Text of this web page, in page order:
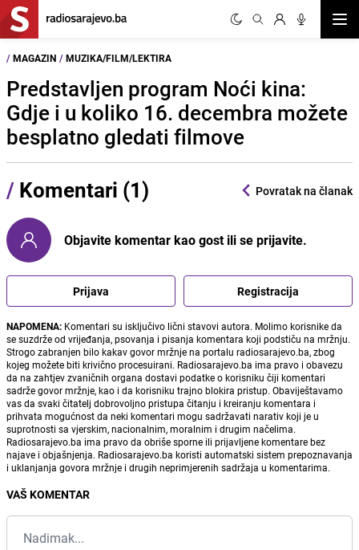
/ MAGAZIN / MUZIKA/FILM/LEKTIRA
Predstavljen program Noći kina:
Gdje i u koliko 16. decembra možete
besplatno gledati filmove
/ Komentari (1) Povratak na članak
Objavite komentar kao gost ili se prijavite.
Prijava Registracija
NAPOMENA: Komentari su isključivo lični stavovi autora. Molimo korisnike da
se suzdrže od vrijeđanja, psovanja i pisanja komentara koji podstiču na mržnju.
Strogo zabranjen bilo kakav govor mržnje na portalu radiosarajevo.ba, zbog
kojeg možete biti krivično procesuirani. Radiosarajevo.ba ima pravo i obavezu
da na zahtjev zvaničnih organa dostavi podatke o korisniku čiji komentari
sadrže govor mržnje, kao i da korisniku trajno blokira pristup. Obaviještavamo
vas da svaki čitatelj dobrovoljno pristupa čitanju i kreiranju komentara i
prihvata mogućnost da neki komentari mogu sadržavati narativ koji je u
suprotnosti sa vjerskim, nacionalnim, moralnim i drugim načelima.
Radiosarajevo.ba ima pravo da obriše sporne ili prijavljene komentare bez
najave i objašnjenja. Radiosarajevo.ba koristi automatski sistem prepoznavanja
i uklanjanja govora mržnje i drugih neprimjerenih sadržaja u komentarima.
VAŠ KOMENTAR